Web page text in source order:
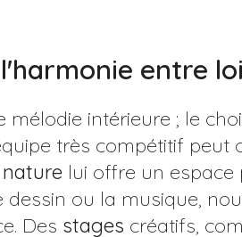
entre
mélodie intérieure ; le
très compétitif peut
nature lui offre un espace
dessin ou la musique,
Des stages créatifs,